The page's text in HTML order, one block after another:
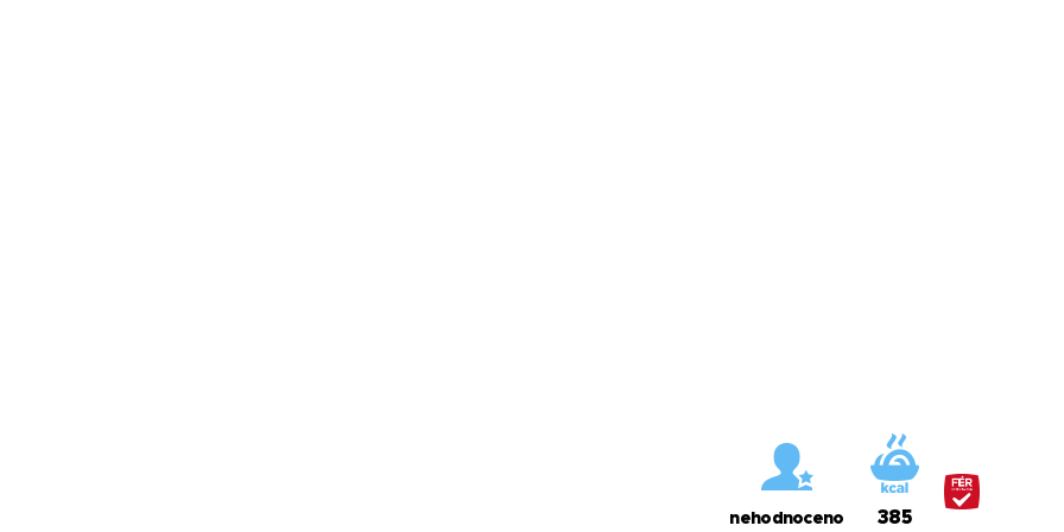
nehodnoceno 385